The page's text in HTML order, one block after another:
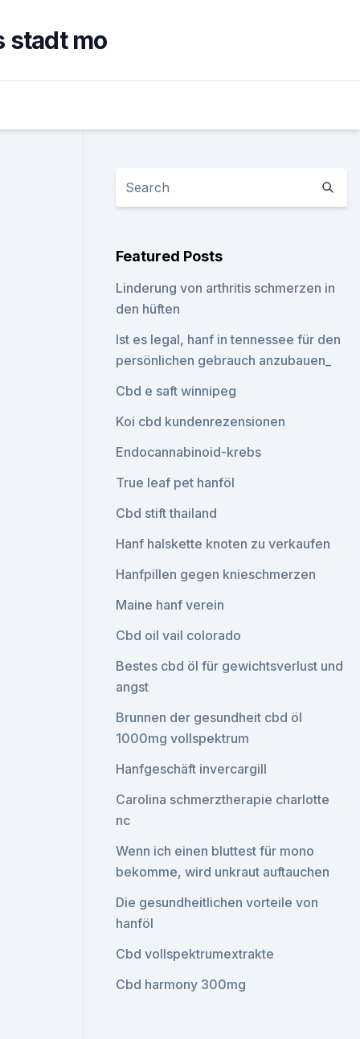
stadt mo
Featured Posts
Linderung von arthritis schmerzen in
den hüften
Ist es legal, hanf in tennessee für den
persönlichen gebrauch anzubauen_
Cbd e saft winnipeg
Koi cbd kundenrezensionen
Endocannabinoid-krebs
True leaf pet hanföl
Cbd stift thailand
Hanf halskette knoten zu verkaufen
Hanfpillen gegen knieschmerzen
Maine hanf verein
Cbd oil vail colorado
Bestes cbd öl für gewichtsverlust und
angst
Brunnen der gesundheit cbd öl
1000mg vollspektrum
Hanfgeschäft invercargill
Carolina schmerztherapie charlotte
nc
Wenn ich einen bluttest für mono
bekomme, wird unkraut auftauchen
Die gesundheitlichen vorteile von
hanföl
Cbd vollspektrumextrakte
Cbd harmony 300mg